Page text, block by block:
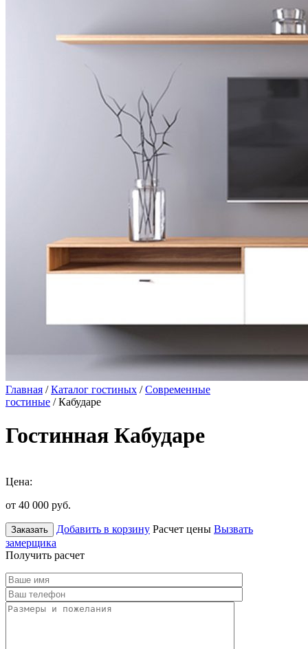
Главная /Каталог гостиных /Современные
гостиные / Кабударе
Гостинная Кабударе
Цена:
от 40 000 руб.
Заказать Добавить в корзину Расчет цены Вызвать
замерщика
Получить расчет